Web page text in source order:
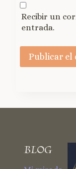
Recibir un
entrada.
BLOG